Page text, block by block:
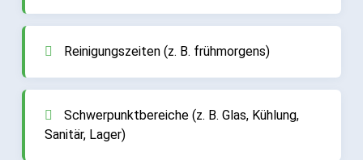
Reinigungszeiten (z. B. frühmorgens)
Schwerpunktbereiche (z. B. Glas, Kühlung,
Sanitär, Lager)